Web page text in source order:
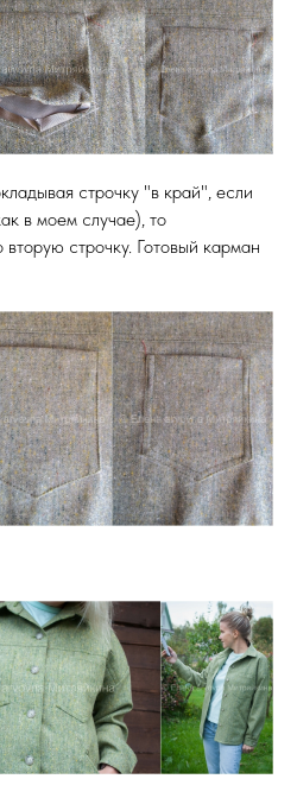
строчку "в край", если
в моем случае), то
строчку. Готовый карман